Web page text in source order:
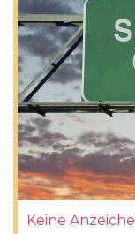
Keine